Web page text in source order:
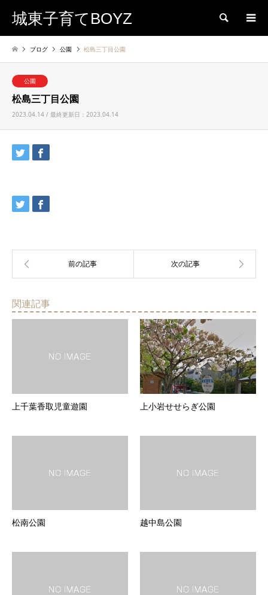
城東子育てBOYZ 検索
ブログ 公園 松島三丁目公園
公園
松島三丁目公園
2023.04.14 / 最終更新日：2023.04.14
関連記事
上千葉香取児童遊園 上小岩せせらぎ公園
松南公園 越中島公園